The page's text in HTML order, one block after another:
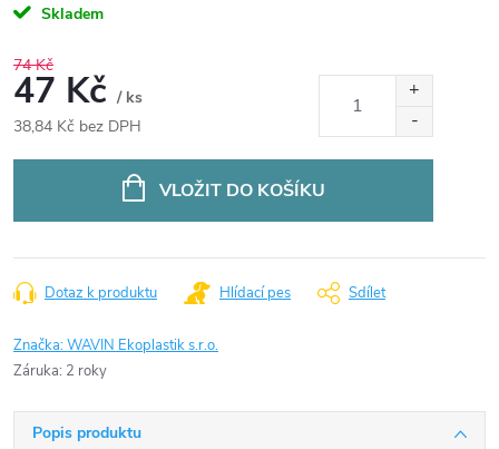
Skladem
74 Kč
47 Kč / ks
38,84 Kč bez DPH
VLOŽIT DO KOŠÍKU
Dotaz k produktu Hlídací pes Sdílet
Značka:WAVIN Ekoplastik s.r.o.
Záruka: 2 roky
Popis produktu